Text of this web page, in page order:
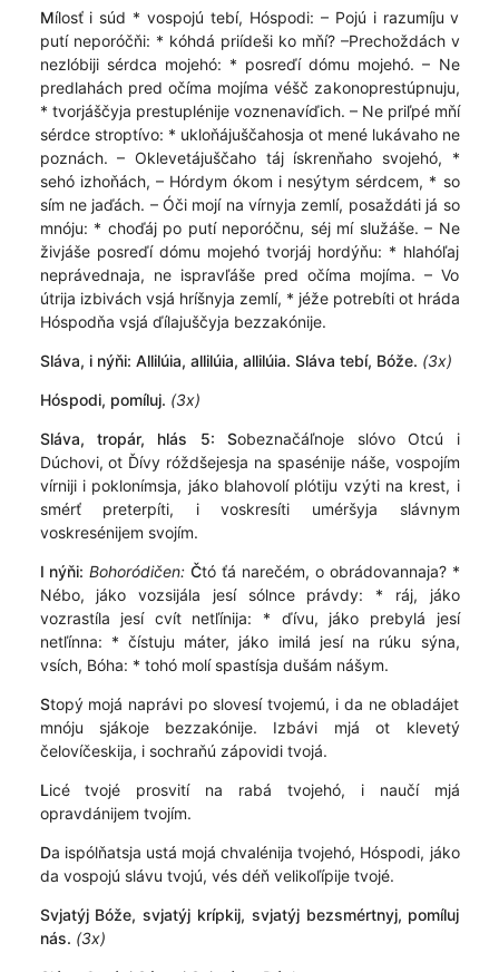
Mílosť i súd * vospojú tebí, Hóspodi: – Pojú i razumíju v
putí neporóčňi: * kóhdá priídeši ko mňí? –Prechoždách v
nezlóbiji sérdca mojehó: * posreďí dómu mojehó. – Ne
predlahách pred očíma mojíma véšč zakonoprestúpnuju,
* tvorjáščyja prestuplénije voznenavíďich. – Ne priľpé mňí
sérdce stroptívo: * ukloňájuščahosja ot mené lukávaho ne
poznách. – Oklevetájuščaho táj ískrenňaho svojehó, *
sehó izhoňách, – Hórdym ókom i nesýtym sérdcem, * so
sím ne jaďách. – Óči mojí na vírnyja zemlí, posaždáti já so
mnóju: * choďáj po putí neporóčnu, séj mí služáše. – Ne
živjáše posreďí dómu mojehó tvorjáj hordýňu: * hlahóľaj
neprávednaja, ne ispravľáše pred očíma mojíma. – Vo
útrija izbivách vsjá hríšnyja zemlí, * jéže potrebíti ot hráda
Hóspodňa vsjá ďílajuščyja bezzakónije.
Sláva, i nýňi: Allilúia, allilúia, allilúia. Sláva tebí, Bóže. (3x)
Hóspodi, pomíluj. (3x)
Sláva, tropár, hlás 5: Sobeznačáľnoje slóvo Otcú i
Dúchovi, ot Ďívy róždšejesja na spasénije náše, vospojím
vírniji i poklonímsja, jáko blahovolí plótiju vzýti na krest, i
smérť preterpíti, i voskresíti uméršyja slávnym
voskresénijem svojím.
I nýňi: Bohoródičen: Čtó ťá narečém, o obrádovannaja? *
Nébo, jáko vozsijála jesí sólnce právdy: * ráj, jáko
vozrastíla jesí cvít netľínija: * ďívu, jáko prebylá jesí
netľínna: * čístuju máter, jáko imilá jesí na rúku sýna,
vsích, Bóha: * tohó molí spastísja dušám nášym.
Stopý mojá naprávi po slovesí tvojemú, i da ne obladájet
mnóju sjákoje bezzakónije. Izbávi mjá ot klevetý
čelovíčeskija, i sochraňú zápovidi tvojá.
Licé tvojé prosvití na rabá tvojehó, i naučí mjá
opravdánijem tvojím.
Da ispólňatsja ustá mojá chvalénija tvojehó, Hóspodi, jáko
da vospojú slávu tvojú, vés déň velikoľípije tvojé.
Svjatýj Bóže, svjatýj krípkij, svjatýj bezsmértnyj, pomíluj
nás. (3x)